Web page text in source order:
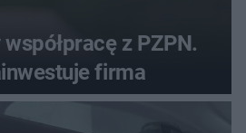
z PZPN.
firma